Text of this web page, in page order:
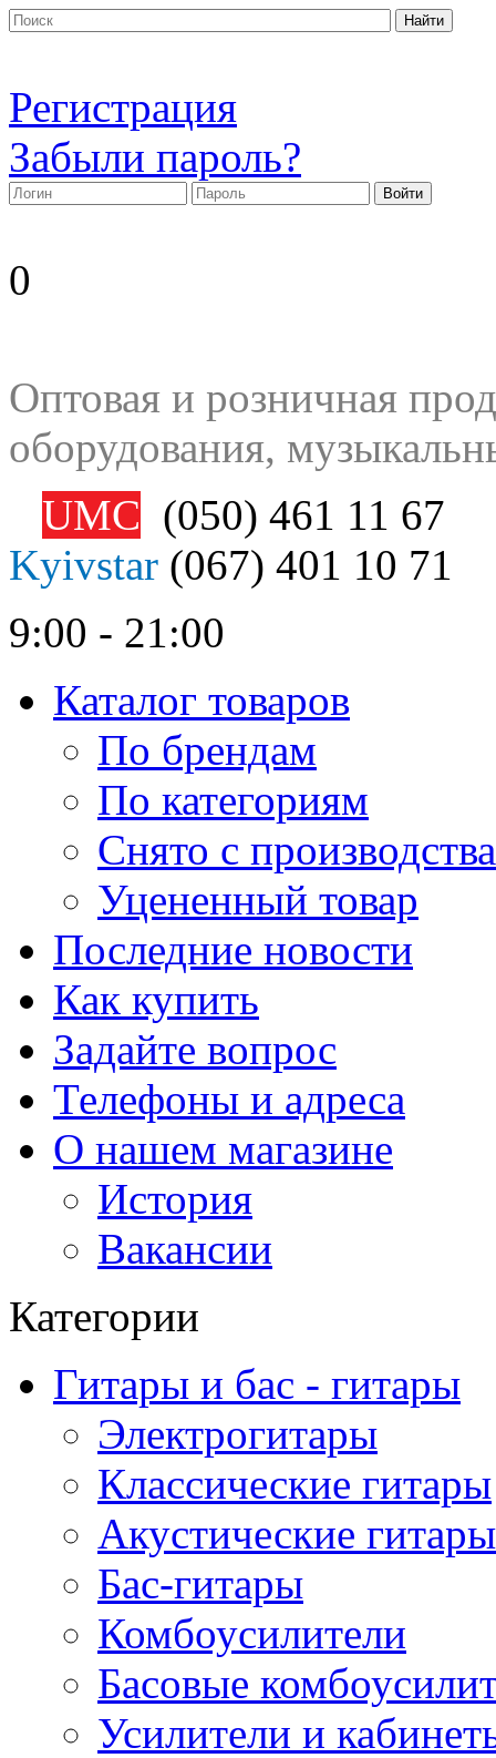
Регистрация
Забыли пароль?
0
Оптовая и розничная
оборудования,
UMC (050) 461 11 67
Kyivstar (067) 401 10 71
9:00 - 21:00
Каталог товаров
По брендам
По категориям
Снято с производства
Уцененный товар
Последние новости
Как купить
Задайте вопрос
Телефоны и адреса
О нашем магазине
История
Вакансии
Категории
Гитары и бас - гитары
Электрогитары
Классические гитары
Акустические гитары
Бас-гитары
Комбоусилители
Басовые
Усилители и